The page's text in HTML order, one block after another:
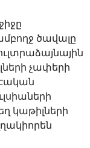
ծավալը
չափերի
կաթիլների